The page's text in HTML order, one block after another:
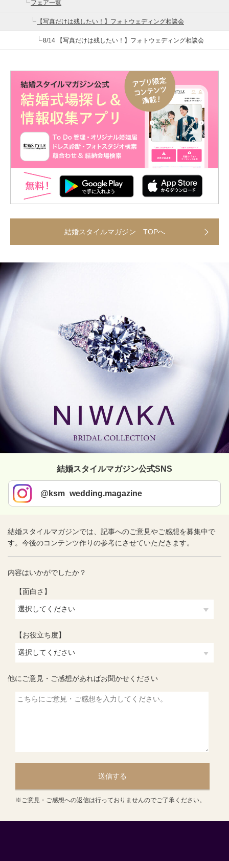
フェア一覧
【写真だけは残したい！】フォトウェディング相談会
8/14 【写真だけは残したい！】フォトウェディング相談会
結婚スタイルマガジン TOPへ
結婚スタイルマガジン公式SNS
@ksm_wedding.magazine
結婚スタイルマガジンでは、記事へのご意見やご感想を募集中で
す。今後のコンテンツ作りの参考にさせていただきます。
内容はいかがでしたか？
【面白さ】
【お役立ち度】
他にご意見・ご感想があればお聞かせください
送信する
※ご意見・ご感想への返信は行っておりませんのでご了承ください。